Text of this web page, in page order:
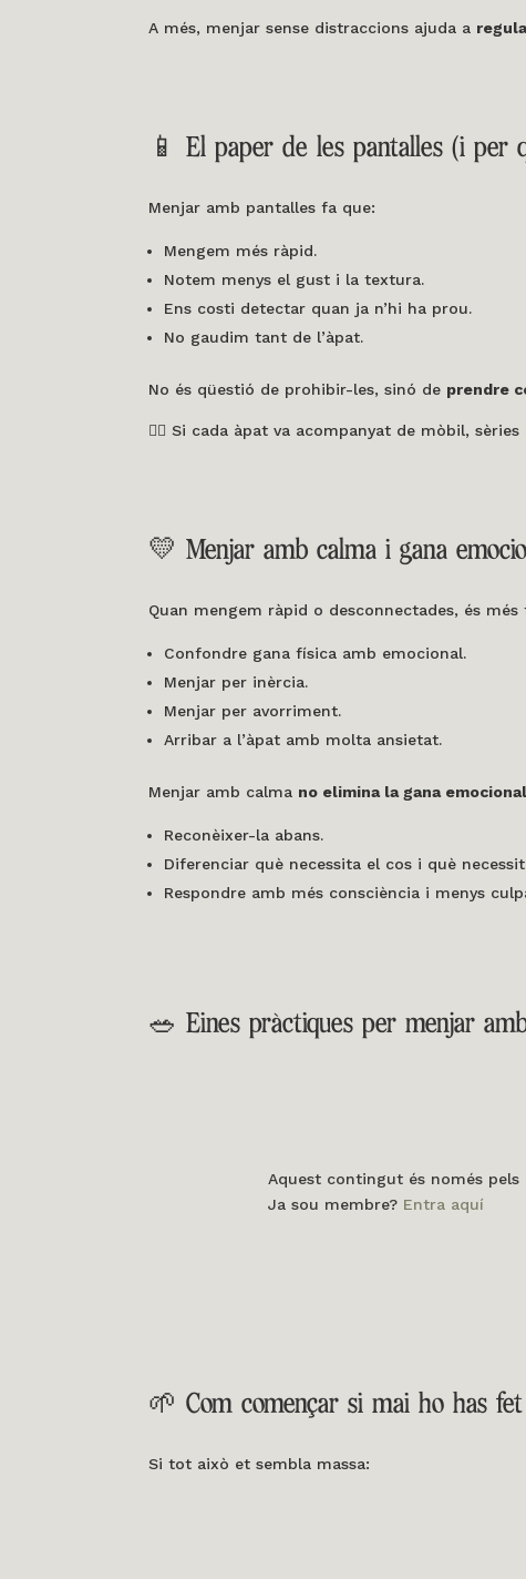
A més, menjar sense distraccions ajuda a
📱 El paper de les pantalles (i per
Menjar amb pantalles fa que:
Mengem més ràpid.
Notem menys el gust i la textura.
Ens costi detectar quan ja n’hi ha prou.
No gaudim tant de l’àpat.
No és qüestió de prohibir-les, sinó de prendre
👉🏽 Si cada àpat va acompanyat de mòbil,
💛 Menjar amb calma i gana
Quan mengem ràpid o desconnectades, és més
Confondre gana física amb emocional.
Menjar per inèrcia.
Menjar per avorriment.
Arribar a l’àpat amb molta ansietat.
Menjar amb calma no elimina la gana emocional
Reconèixer-la abans.
Diferenciar què necessita el cos i què
Respondre amb més consciència i menys
🥗 Eines pràctiques per menjar
Aquest contingut és només
Ja sou membre? Entra aquí
🌱 Com començar si mai ho has fet
Si tot això et sembla massa: